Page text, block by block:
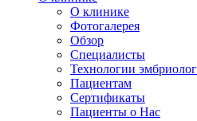
О клинике
Фотогалерея
Обзор
Специалисты
Технологии
Пациентам
Сертификаты
Пациенты о Нас